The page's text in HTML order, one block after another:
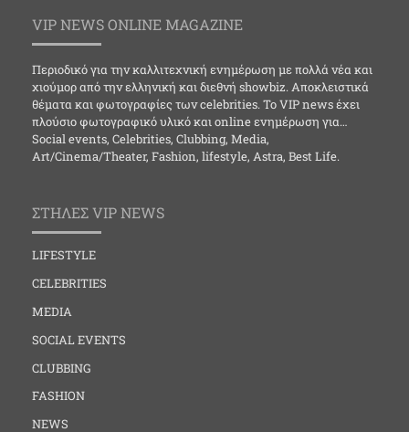
VIP NEWS ONLINE MAGAZINE
Περιοδικό για την καλλιτεχνική ενημέρωση με πολλά νέα και
χιούμορ από την ελληνική και διεθνή showbiz. Αποκλειστικά
θέματα και φωτογραφίες των celebrities. Το VIP news έχει
πλούσιο φωτογραφικό υλικό και online ενημέρωση για…
Social events, Celebrities, Clubbing, Media,
Art/Cinema/Theater, Fashion, lifestyle, Astra, Best Life.
ΣΤΗΛΕΣ VIP NEWS
LIFESTYLE
CELEBRITIES
MEDIA
SOCIAL EVENTS
CLUBBING
FASHION
NEWS